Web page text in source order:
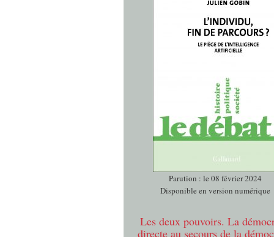
Parution : le 08 février 2024
Disponible en version numérique
Les deux pouvoirs. La
directe au secours de la